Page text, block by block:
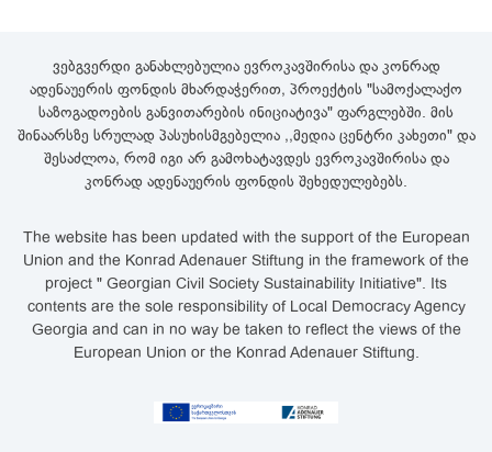
ვებგვერდი განახლებულია ევროკავშირისა და კონრად
ადენაუერის ფონდის მხარდაჭერით, პროექტის "სამოქალაქო
საზოგადოების განვითარების ინიციატივა" ფარგლებში. მის
შინაარსზე სრულად პასუხისმგებელია ,,მედია ცენტრი კახეთი" და
შესაძლოა, რომ იგი არ გამოხატავდეს ევროკავშირისა და
კონრად ადენაუერის ფონდის შეხედულებებს.
The website has been updated with the support of the European
Union and the Konrad Adenauer Stiftung in the framework of the
project " Georgian Civil Society Sustainability Initiative". Its
contents are the sole responsibility of Local Democracy Agency
Georgia and can in no way be taken to reflect the views of the
European Union or the Konrad Adenauer Stiftung.